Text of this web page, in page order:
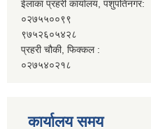
ईलाका प्रहरी कार्यालय, पशुपतिनगर:
०२७५५००९९
९७५२६०५४२८
प्रहरी चौकी, फिक्कल :
०२७५४०२१८
कार्यालय समय